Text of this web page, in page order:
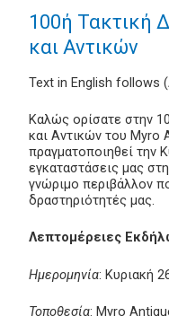
100ή Τακτική
και Αντικών
Text in English follows
Καλώς ορίσατε στην
και Αντικών του
πραγματοποιηθεί την
εγκαταστάσεις μας
γνώριμο περιβάλλον
δραστηριότητές μας.
Λεπτομέρειες
Ημερομηνία: Κυριακή
Τοποθεσία: Myro